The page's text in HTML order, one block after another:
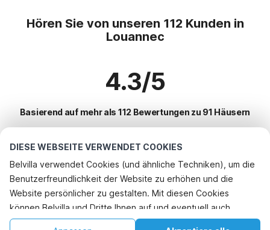
DIESE WEBSEITE VERWENDET COOKIES
Belvilla verwendet Cookies (und ähnliche Techniken), um die
Benutzerfreundlichkeit der Website zu erhöhen und die
Website persönlicher zu gestalten. Mit diesen Cookies
können Belvilla und Dritte Ihnen auf und eventuell auch
außerhalb unserer Website folgen, um Werbung Ihren
Hören Sie von unseren 112 Kunden in
Louannec
4.3/5
Basierend auf mehr als 112 Bewertungen zu 91 Häusern
Beliebteste Reiseziele für Urlaub
Top-Städte mit Top-Annehmlichkeiten für den Urlaub
Ferienhaus am Meer lannion
Ferienhaus am Meer plougoulm
Beliebte Ausstattungen für Urlaub in Louannec
Ferienhaus am Meer